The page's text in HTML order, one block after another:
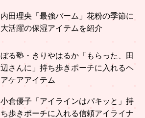
内田理央「最強バーム」花粉の季節に
大活躍の保湿アイテムを紹介
ぼる塾・きりやはるか「もらった、田
辺さんに」持ち歩きポーチに入れるヘ
アケアアイテム
小倉優子「アイラインはパキッと」持
ち歩きポーチに入れる信頼アイライナ